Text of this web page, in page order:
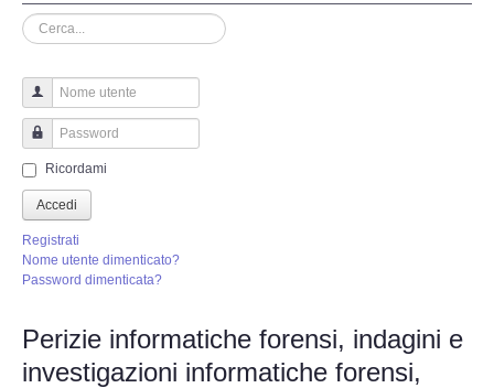
Perizia E-mail
Perizia Truffa Banca e Online
Perizia Dash Cam
Perizia software spia
Perizia Controllo lavoratori
Perizia DVR
Cerca...
Nome utente
Password
Ricordami
Accedi
Registrati
Nome utente dimenticato?
Password dimenticata?
Perizie informatiche forensi, indagini e
investigazioni informatiche forensi,